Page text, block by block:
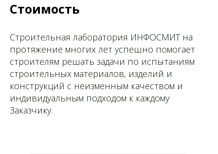
Стоимость
Строительная лаборатория ИНФОСМИТ на
протяжение многих лет успешно помогает
строителям решать задачи по испытаниям
строительных материалов, изделий и
конструкций с неизменным качеством и
индивидуальным подходом к каждому
Заказчику.